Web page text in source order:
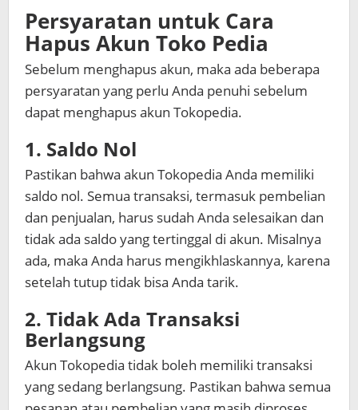
Persyaratan untuk Cara
Hapus Akun Toko Pedia
Sebelum menghapus akun, maka ada beberapa
persyaratan yang perlu Anda penuhi sebelum
dapat menghapus akun Tokopedia.
1. Saldo Nol
Pastikan bahwa akun Tokopedia Anda memiliki
saldo nol. Semua transaksi, termasuk pembelian
dan penjualan, harus sudah Anda selesaikan dan
tidak ada saldo yang tertinggal di akun. Misalnya
ada, maka Anda harus mengikhlaskannya, karena
setelah tutup tidak bisa Anda tarik.
2. Tidak Ada Transaksi
Berlangsung
Akun Tokopedia tidak boleh memiliki transaksi
yang sedang berlangsung. Pastikan bahwa semua